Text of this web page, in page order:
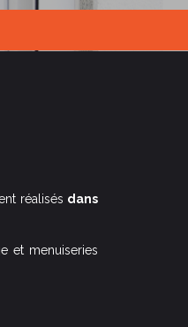
réalisés dans
et menuiseries